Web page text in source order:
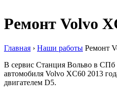
Ремонт Volvo
Главная › Наши работы Ремонт
В сервис Станция Вольво в СПб
автомобиля Volvo XC60 2013
двигателем D5.